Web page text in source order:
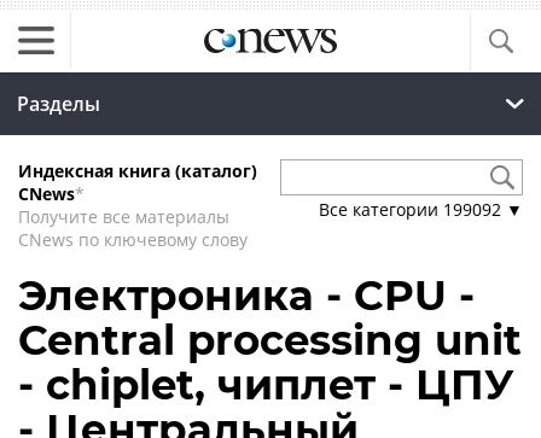
Разделы
Индексная книга (каталог)
CNews*
Получите все материалы
CNews по ключевому слову
Все категории 199092 ▼
Электроника - CPU -
Central processing unit
- chiplet, чиплет - ЦПУ